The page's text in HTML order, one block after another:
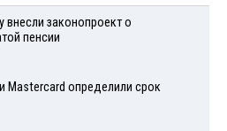
внесли законопроект о
пенсии
Mastercard определили срок